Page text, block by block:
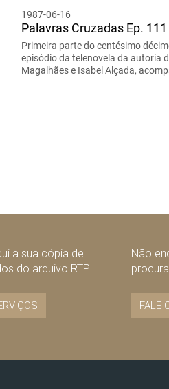
1987-06-16
Palavras Cruzadas Ep.
Primeira parte do centésimo
episódio da telenovela da autoria
Magalhães e Isabel Alçada,
a sua cópia de
do arquivo RTP
Não
FALE